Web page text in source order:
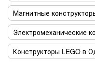
Магнитные
Электромеханические
Конструкторы LEGO в